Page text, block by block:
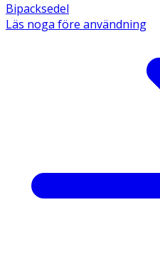
Bipacksedel
Läs noga före användning